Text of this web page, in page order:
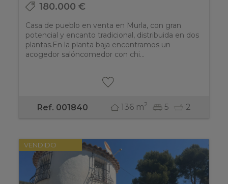
180.000 €
Casa de pueblo en venta en Murla, con gran
potencial y encanto tradicional, distribuida en dos
plantas.En la planta baja encontramos un
acogedor salóncomedor con chi...
Ref. 001840 136 m2 5 2
VENDIDO